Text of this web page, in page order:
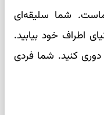
شما سلیقه‌ای
اطراف خود بیابید.
کنید. شما فردی